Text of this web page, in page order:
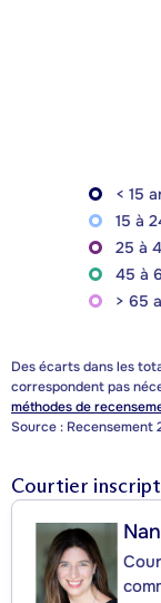
< 15
15 à
25 à
45 à
> 65
Des écarts dans les
correspondent pas
méthodes de
Source : Recensement
Courtier